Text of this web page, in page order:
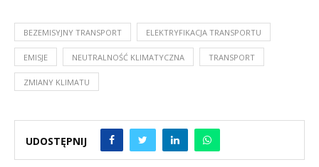
BEZEMISYJNY TRANSPORT ELEKTRYFIKACJA TRANSPORTU
EMISJE NEUTRALNOŚĆ KLIMATYCZNA TRANSPORT
ZMIANY KLIMATU
UDOSTĘPNIJ